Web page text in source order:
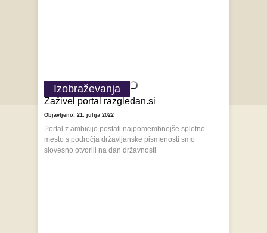
Izobraževanja
Zaživel portal razgledan.si
Objavljeno: 21. julija 2022
Portal z ambicijo postati najpomembnejše spletno
mesto s področja državljanske pismenosti smo
slovesno otvorili na dan državnosti